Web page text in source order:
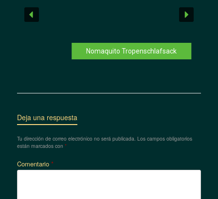
Nomaquito Tropenschlafsack
Deja una respuesta
Tu dirección de correo electrónico no será publicada. Los campos obligatorios
están marcados con *
Comentario *